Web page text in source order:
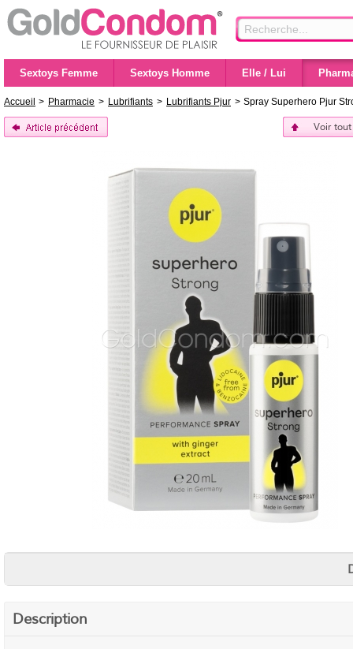
Sextoys Femme Sextoys Homme Elle / Lui
Accueil > Pharmacie > Lubrifiants > Lubrifiants Pjur > Spray Superhero Pjur
Voir
Description